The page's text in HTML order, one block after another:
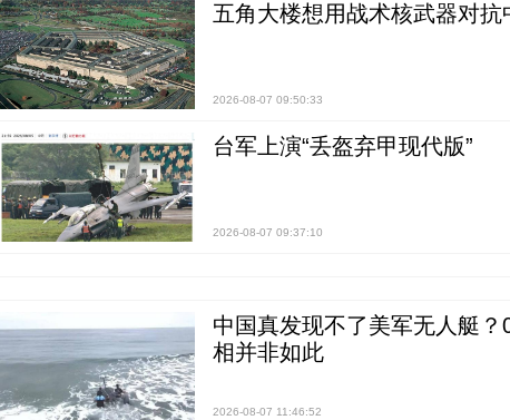
五角大楼想用战术核武器对抗
2026-08-07 09:50:33
台军上演“丢盔弃甲现代版”
2026-08-07 09:37:10
中国真发现不了美军无人艇
相并非如此
2026-08-07 11:46:52